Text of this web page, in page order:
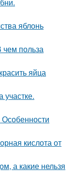
яблонь
чем польза
яйца
участке.
кислота от
а какие нельзя